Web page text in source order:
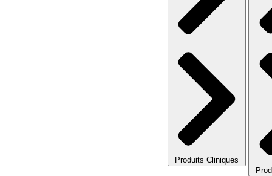
Produits Cliniques